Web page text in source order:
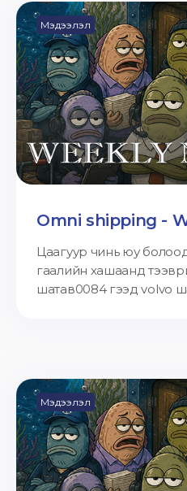
Мэдээлэл
Omni shipping -
Цаагуур чинь юу
гаалийн хашаанд
шатав0084 гээд volvo
Мэдээлэл